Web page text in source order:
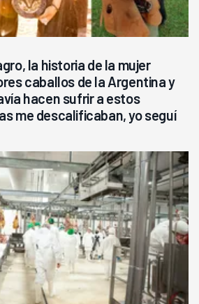
la historia de la mujer
caballos de la Argentina y
hacen sufrir a estos
me descalificaban, yo seguí